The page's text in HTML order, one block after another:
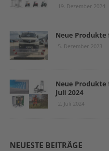
19. Dezember 2024
Neue Produkte
5. Dezember 2023
Neue
Juli 2024
2. Juli 2024
NEUESTE BEITRÄGE